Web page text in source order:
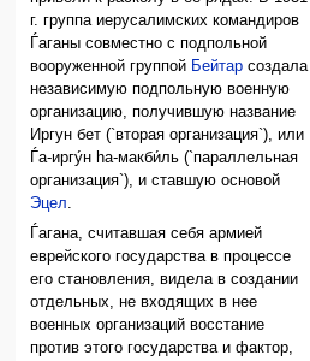
г. группа иерусалимских командиров
Ѓаганы совместно с подпольной
вооруженной группой Бейтар создала
независимую подпольную военную
организацию, получившую название
Иргун бет (`вторая организация`), или
Ѓа-иргу́н hа-макби́ль (`параллельная
организация`), и ставшую основой
Эцел.
Ѓагана, считавшая себя армией
еврейского государства в процессе
его становления, видела в создании
отдельных, не входящих в нее
военных организаций восстание
против этого государства и фактор,